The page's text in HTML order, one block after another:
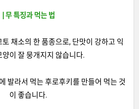
| 무 특징과 먹는 법
채소의 한 품종으로, 단맛이 강하고 익
양이 잘 뭉개지지 않습니다.
발라서 먹는 후로후키를 만들어 먹는 것
이 좋습니다.